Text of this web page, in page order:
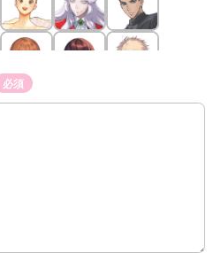
必須